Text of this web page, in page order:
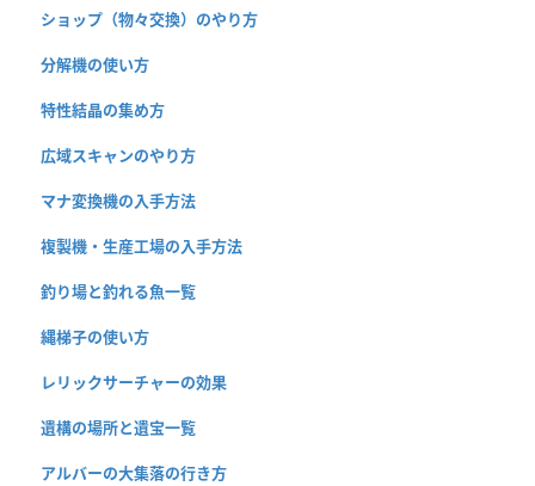
ショップ（物々交換）のやり方
分解機の使い方
特性結晶の集め方
広域スキャンのやり方
マナ変換機の入手方法
複製機・生産工場の入手方法
釣り場と釣れる魚一覧
縄梯子の使い方
レリックサーチャーの効果
遺構の場所と遺宝一覧
アルバーの大集落の行き方